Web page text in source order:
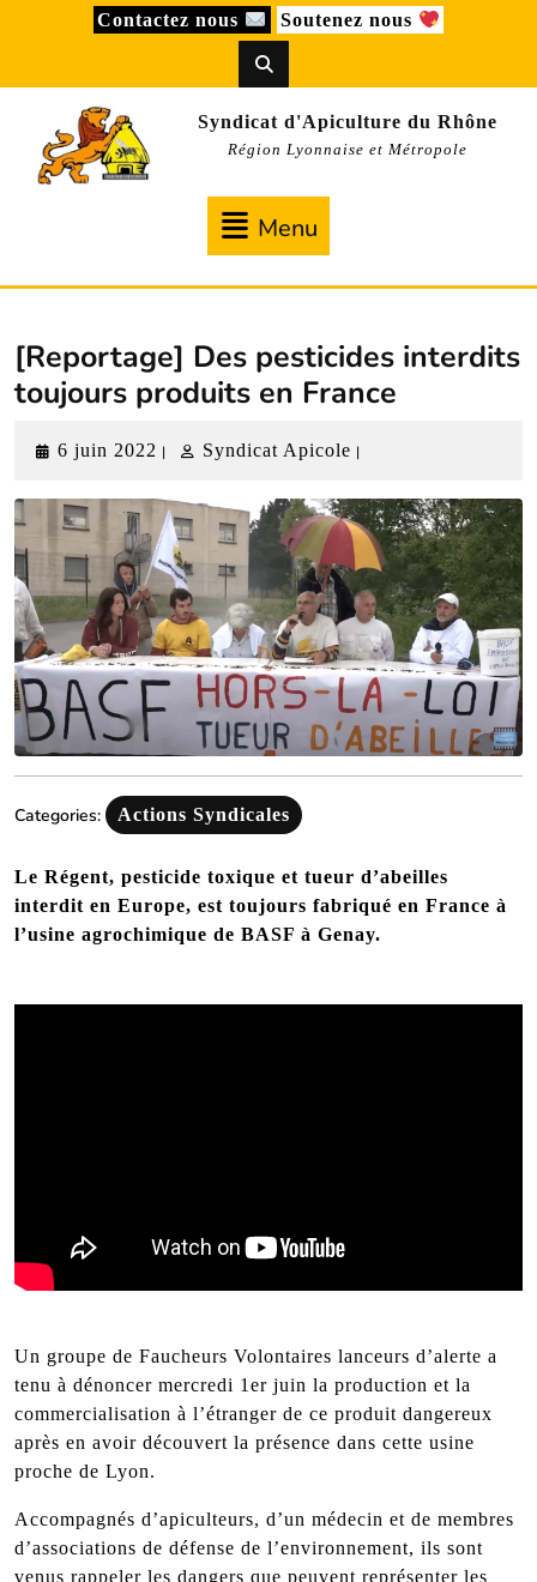
Contactez nous Soutenez nous
Syndicat d'Apiculture du Rhône
Région Lyonnaise et Métropole
Menu
[Reportage] Des pesticides interdits
toujours produits en France
6 juin 2022 6
2022
| Syndicat Apicole Syndicat
|
Categories: Actions Syndicales
Le Régent, pesticide toxique et tueur d’abeilles
interdit en Europe, est toujours fabriqué en France à
l’usine agrochimique de BASF à Genay.
Un groupe de Faucheurs Volontaires lanceurs d’alerte a
tenu à dénoncer mercredi 1er juin la production et la
commercialisation à l’étranger de ce produit dangereux
après en avoir découvert la présence dans cette usine
proche de Lyon.
Accompagnés d’apiculteurs, d’un médecin et de membres
d’associations de défense de l’environnement, ils sont
venus rappeler les dangers que peuvent représenter les